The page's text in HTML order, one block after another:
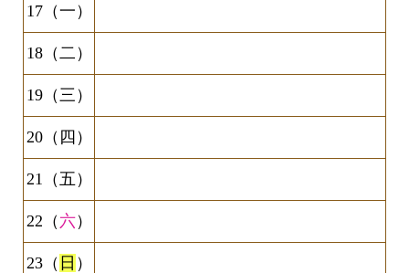
17（一）
18（二）
19（三）
20（四）
21（五）
22（ 六）
23（ 日 ）